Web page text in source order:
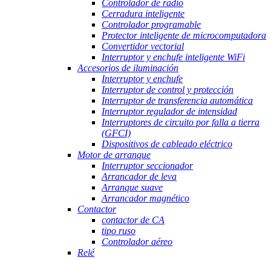
Controlador de radio
Cerradura inteligente
Controlador programable
Protector inteligente de microcomputadora
Convertidor vectorial
Interruptor y enchufe inteligente WiFi
Accesorios de iluminación
Interruptor y enchufe
Interruptor de control y protección
Interruptor de transferencia automática
Interruptor regulador de intensidad
Interruptores de circuito por falla a tierra
(GFCI)
Dispositivos de cableado eléctrico
Motor de arranque
Interruptor seccionador
Arrancador de leva
Arranque suave
Arrancador magnético
Contactor
contactor de CA
tipo ruso
Controlador aéreo
Relé